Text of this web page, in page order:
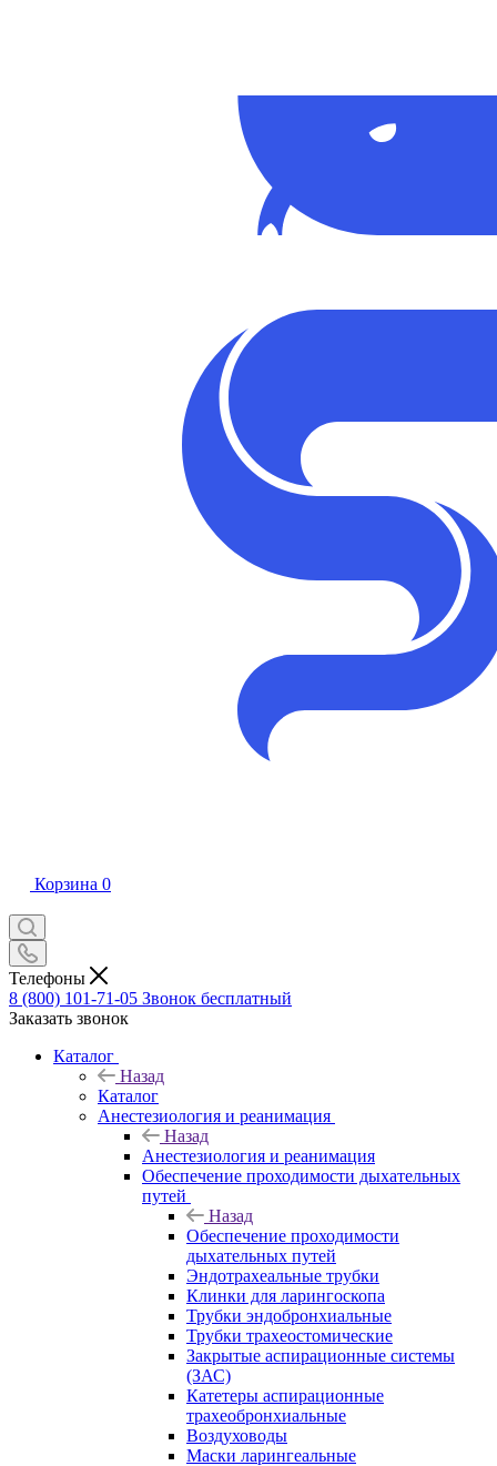
Корзина 0
Телефоны
8 (800) 101-71-05 Звонок бесплатный
Заказать звонок
Каталог
Назад
Каталог
Анестезиология и реанимация
Назад
Анестезиология и реанимация
Обеспечение проходимости дыхательных
путей
Назад
Обеспечение проходимости
дыхательных путей
Эндотрахеальные трубки
Клинки для ларингоскопа
Трубки эндобронхиальные
Трубки трахеостомические
Закрытые аспирационные системы
(ЗАС)
Катетеры аспирационные
трахеобронхиальные
Воздуховоды
Маски ларингеальные